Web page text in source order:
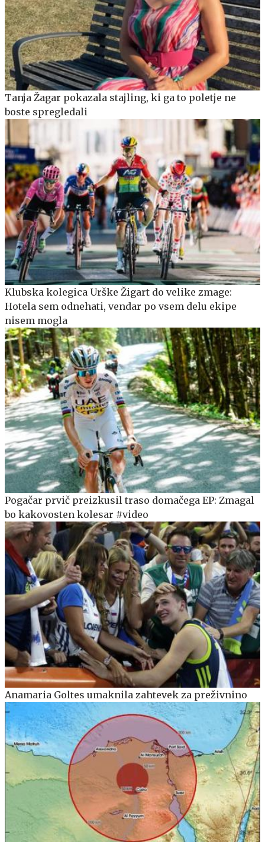
Tanja Žagar pokazala stajling, ki ga to poletje ne
boste spregledali
Klubska kolegica Urške Žigart do velike zmage:
Hotela sem odnehati, vendar po vsem delu ekipe
nisem mogla
Pogačar prvič preizkusil traso domačega EP: Zmagal
bo kakovosten kolesar #video
Anamaria Goltes umaknila zahtevek za preživnino